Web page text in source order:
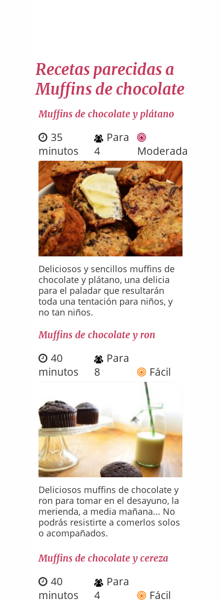
Recetas parecidas a
Muffins de chocolate
Muffins de chocolate y plátano
35
minutos
Para
4
Moderada
Deliciosos y sencillos muffins de
chocolate y plátano, una delicia
para el paladar que resultarán
toda una tentación para niños, y
no tan niños.
Muffins de chocolate y ron
40
minutos
Para
8
Fácil
Deliciosos muffins de chocolate y
ron para tomar en el desayuno, la
merienda, a media mañana... No
podrás resistirte a comerlos solos
o acompañados.
Muffins de chocolate y cereza
40
minutos
Para
4
Fácil